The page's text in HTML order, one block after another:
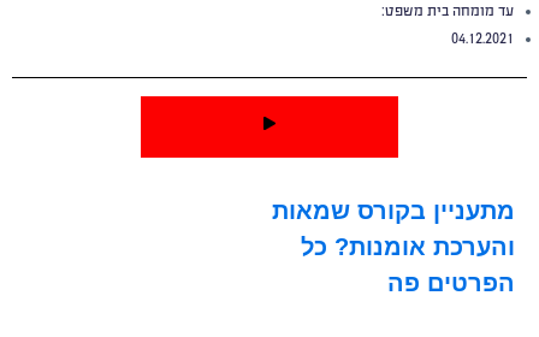
עד מומחה בית משפט:
04.12.2021
מתעניין בקורס שמאות
והערכת אומנות? כל
הפרטים פה